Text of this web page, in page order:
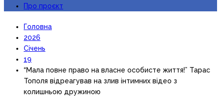
Про проєкт
Головна
2026
Січень
19
“Мала повне право на власне особисте життя!” Тарас
Тополя відреагував на злив інтимних відео з
колишньою дружиною